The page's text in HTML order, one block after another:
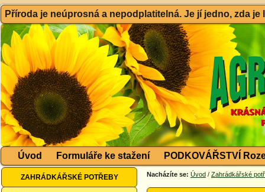
Příroda je neúprosná a nepodplatitelná. Je jí jedno, zda
Úvod Formuláře ke stažení PODKOVÁŘSTVÍ
ZAHRÁDKÁŘSKÉ POTŘEBY Nacházíte se: Úvod / Zahrádkářské